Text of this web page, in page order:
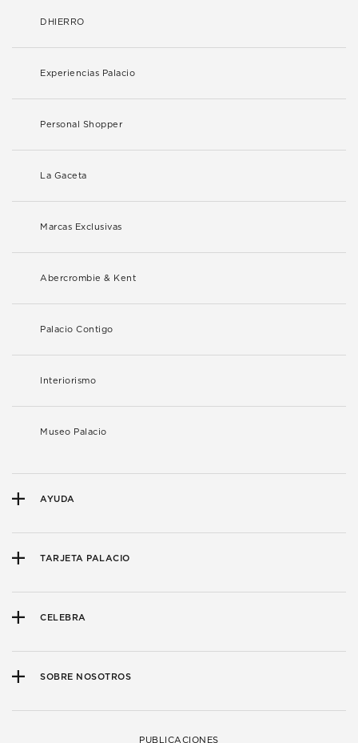
DHIERRO
Experiencias Palacio
Personal Shopper
La Gaceta
Marcas Exclusivas
Abercrombie & Kent
Palacio Contigo
Interiorismo
Museo Palacio
AYUDA
TARJETA PALACIO
CELEBRA
SOBRE NOSOTROS
PUBLICACIONES